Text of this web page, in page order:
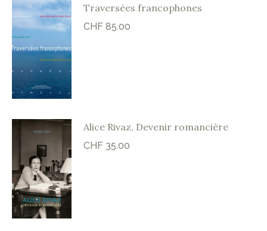
Traversées francophones
CHF 85.00
Alice Rivaz, Devenir romancière
CHF 35.00